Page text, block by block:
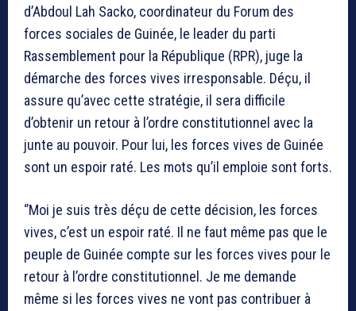
d’Abdoul Lah Sacko, coordinateur du Forum des
forces sociales de Guinée, le leader du parti
Rassemblement pour la République (RPR), juge la
démarche des forces vives irresponsable. Déçu, il
assure qu’avec cette stratégie, il sera difficile
d’obtenir un retour à l’ordre constitutionnel avec la
junte au pouvoir. Pour lui, les forces vives de Guinée
sont un espoir raté. Les mots qu’il emploie sont forts.
‘’Moi je suis très déçu de cette décision, les forces
vives, c’est un espoir raté. Il ne faut même pas que le
peuple de Guinée compte sur les forces vives pour le
retour à l’ordre constitutionnel. Je me demande
même si les forces vives ne vont pas contribuer à